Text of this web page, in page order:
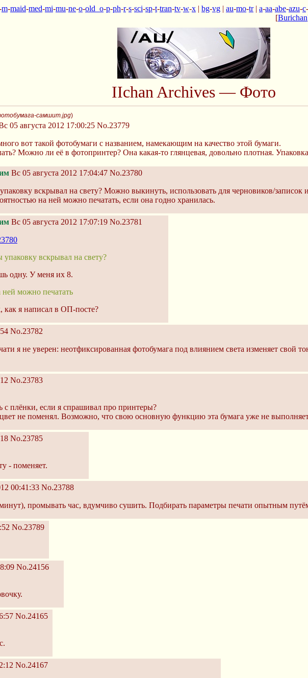
m-maid-med-mi-mu-ne-o-old_o-p-ph-r-s-sci-sp-t-tran-tv-w-x | bg-vg | au-mo-tr| a-aa-abe-azu-c-
[Burichan
IIchan Archives — Фото
самшит.jpg)
05 августа 2012 17:00:25 No.23779
вот такой фотобумаги с названием, намекающим на качество этой бумаги.
Можно ли её в фотопринтер? Она какая-то глянцевая, довольно плотная.
Вс 05 августа 2012 17:04:47 No.23780
вскрывал на свету? Можно выкинуть, использовать для черновиков/записок
на ней можно печатать, если она годно хранилась.
Вс 05 августа 2012 17:07:19 No.23781
упаковку вскрывал на свету?
одну. У меня их 8.
ней можно печатать
как я написал в ОП-посте?
No.23782
я не уверен: неотфиксированная фотобумага под влиянием света изменяет свой
No.23783
плёнки, если я спрашивал про принтеры?
не поменял. Возможно, что свою основную функцию эта бумага уже не
No.23785
- поменяет.
00:41:33 No.23788
промывать час, вдумчиво сушить. Подбирать параметры печати опытным
No.23789
No.24156
No.24165
No.24167